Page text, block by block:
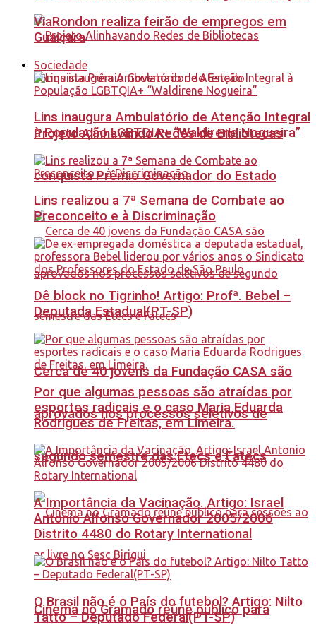
Projeto Alinhavando Redes de Bibliotecas
conquista Prêmio Governador do Estado
Cerca de 40 jovens da Fundação CASA são
aprovados nos processos seletivos de
segundo semestre das Etecs e Fatecs
Cinema no Gramado reúne público para
ViaRondon realiza feirão de empregos em
Guaiçara
Sociedade
Lins inaugura Ambulatório de Atenção Integral
à População LGBTQIA+ “Waldirene Nogueira”
Lins realizou a 7ª Semana de Combate ao
Preconceito e à Discriminação
Dê block no Tigrinho! Artigo: Profª. Bebel –
Deputada Estadual(PT-SP)
Por que algumas pessoas são atraídas por
esportes radicais e o caso Maria Eduarda
Rodrigues de Freitas, em Limeira.
A Importância da Vacinação. Artigo: Israel
Antonio Alfonso Governador 2005/2006
Distrito 4480 do Rotary International
O Brasil não é o País do futebol? Artigo: Nilto
Tatto – Deputado Federal(PT-SP)